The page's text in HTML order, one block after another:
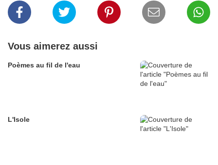
Vous aimerez aussi
Poèmes au fil de l'eau
L'Isole